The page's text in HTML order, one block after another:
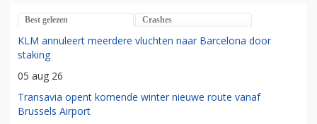
Best gelezen Crashes
KLM annuleert meerdere vluchten naar Barcelona door
staking
05 aug 26
Transavia opent komende winter nieuwe route vanaf
Brussels Airport